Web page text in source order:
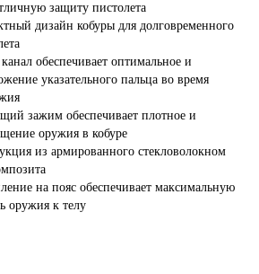
защиту пистолета
дизайн кобуры для долговременного
обеспечивает оптимальное и
указательного пальца во время
зажим обеспечивает плотное и
оружия в кобуре
из армированного стекловолокном
на пояс обеспечивает максимальную
оружия к телу